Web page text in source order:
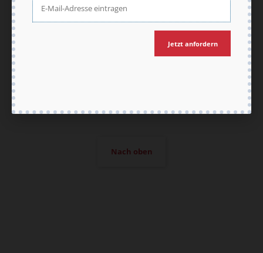
Vertrag widerrufen
Nach oben
Jetzt anfordern